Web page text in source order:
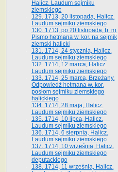
Halicz. Laudum sejmiku
ziemskiego
129. 1713, 20 listopada, Halicz.
Laudum sejmiku ziemskiego
130. 1713, po 20 listopada, b. m.
Pismo hetmana w. kor. na sejmik
ziemski halicki
131. 1714, 24 stycznia, Halicz.
Laudum sejmiku ziemskiego
132. 1714, 12 marca, Halicz.
Laudum sejmiku ziemskiego
133. 1714, 25 marca, Brzeżany.
Odpowiedź hetmana w. kor.
posłom sejmiku ziemskiego
halickiego
134. 1714, 28 maja, Halicz.
Laudum sejmiku ziemskiego
135. 1714, 10 lipca, Halicz.
Laudum sejmiku ziemskiego
136. 1714, 6 sierpnia, Halicz.
Laudum sejmiku ziemskiego
137. 1714, 10 września, Halicz.
Laudum sejmiku ziemskiego
deputackiego
138. 1714, 11 września, Halicz.